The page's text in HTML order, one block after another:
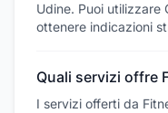
Udine. Puoi utilizzare
ottenere indicazioni
Quali servizi offre
I servizi offerti da